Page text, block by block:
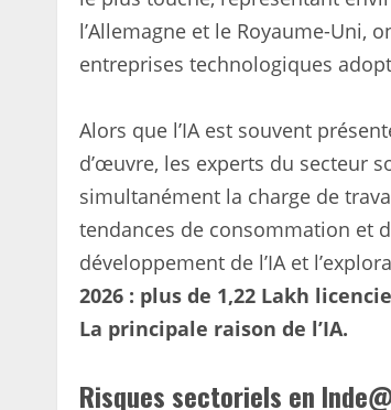
l’Allemagne et le Royaume-Uni,
entreprises technologiques
Alors que l’IA est souvent
d’œuvre, les experts du secteur
simultanément la charge de
tendances de consommation et
développement de l’IA et
2026 : plus de 1,22 Lakh
La principale raison de l’IA.
Risques sectoriels en